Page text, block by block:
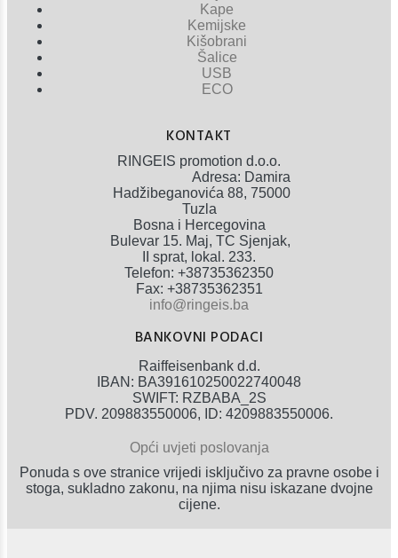
Kape
Kemijske
Kišobrani
Šalice
USB
ECO
KONTAKT
RINGEIS promotion d.o.o.
Adresa: Damira
Hadžibeganovića 88, 75000
Tuzla
Bosna i Hercegovina
Bulevar 15. Maj, TC Sjenjak,
II sprat, lokal. 233.
Telefon: +38735362350
Fax: +38735362351
info@ringeis.ba
BANKOVNI PODACI
Raiffeisenbank d.d.
IBAN: BA391610250022740048
SWIFT: RZBABA_2S
PDV. 209883550006, ID: 4209883550006.
Opći uvjeti poslovanja
Ponuda s ove stranice vrijedi isključivo za pravne osobe i
stoga, sukladno zakonu, na njima nisu iskazane dvojne
cijene.